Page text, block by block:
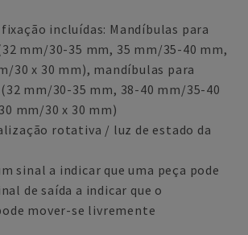
incluídas: Mandíbulas para
mm/30-35 mm, 35 mm/35-40 mm,
30 x 30 mm), mandíbulas para
(32 mm/30-35 mm, 38-40 mm/35-40
mm/30 x 30 mm)
rotativa / luz de estado da
sinal a indicar que uma peça pode
de saída a indicar que o
mover-se livremente